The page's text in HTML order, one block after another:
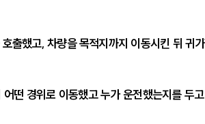
출했고, 차량을 목적지까지 이동시킨 뒤 귀
떤 경위로 이동했고 누가 운전했는지를 두